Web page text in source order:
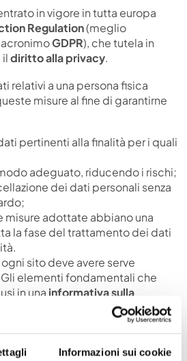
Informazioni sui cookie
in vigore in tutta europa
Regulation(meglio
acronimoGDPR), che tutela in
ildiritto alla privacy.
relativi a una persona fisica
misure al fine di garantirne
pertinenti alla finalità per i quali
adeguato, riducendo i rischi;
dei dati personali senza
misure adottate abbiano una
la fase del trattamento dei dati
sito deve avere serve
Gli elementi fondamentali che
in una informativa sulla